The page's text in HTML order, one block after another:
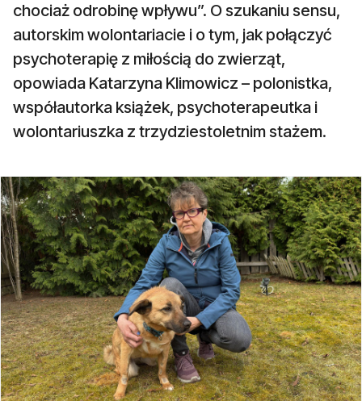
chociaż odrobinę wpływu”. O szukaniu sensu,
autorskim wolontariacie i o tym, jak połączyć
psychoterapię z miłością do zwierząt,
opowiada Katarzyna Klimowicz – polonistka,
współautorka książek, psychoterapeutka i
wolontariuszka z trzydziestoletnim stażem.